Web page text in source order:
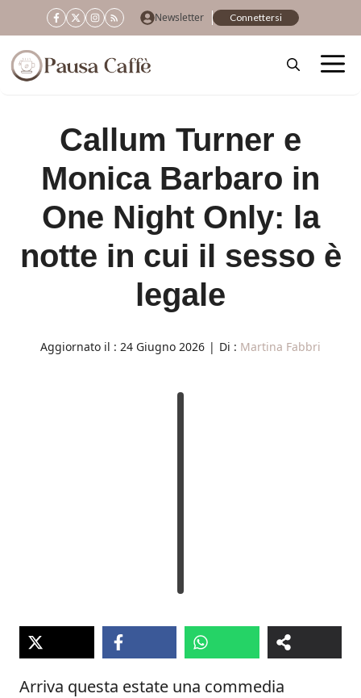
al
contenuto
Newsletter Connettersi
Callum Turner e
Monica Barbaro in
One Night Only: la
notte in cui il sesso è
legale
Aggiornato il : 24 Giugno 2026 | Di : Martina Fabbri
Arriva questa estate una commedia